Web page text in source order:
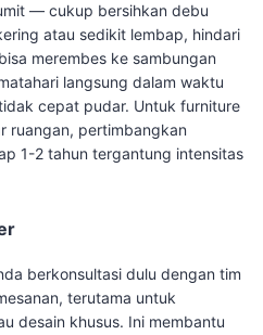
— cukup bersihkan debu
atau sedikit lembap, hindari
merembes ke sambungan
langsung dalam waktu
cepat pudar. Untuk furniture
ruangan, pertimbangkan
1-2 tahun tergantung intensitas
berkonsultasi dulu dengan tim
terutama untuk
desain khusus. Ini membantu